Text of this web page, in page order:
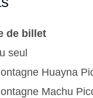
de billet
seul
Huayna
Machu